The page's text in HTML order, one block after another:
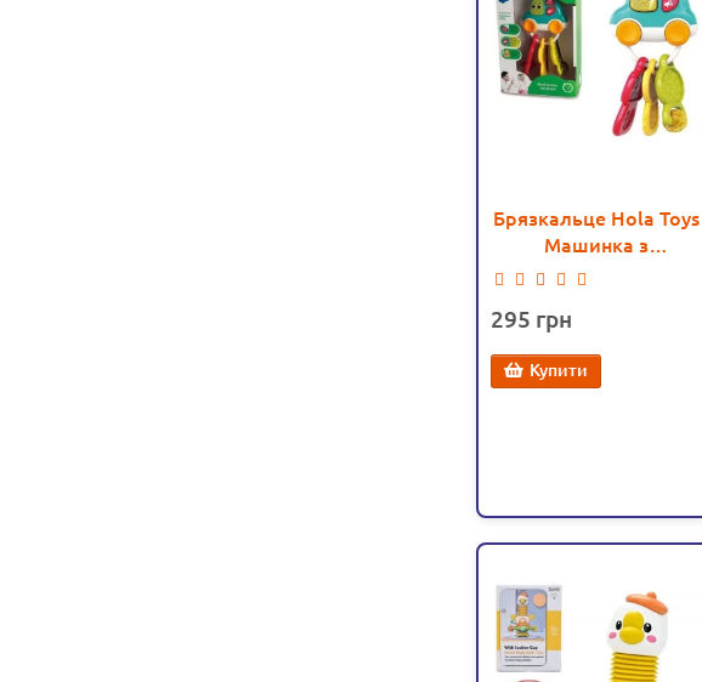
Брязкальце Hola Toys
Машинка з
ключиками, звуки
(E 8996)
295
Купити